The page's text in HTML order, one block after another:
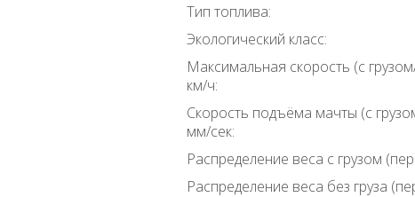
Тип топлива:
Экологический класс:
Максимальная скорость (с
км/ч:
Скорость подъёма мачты (с
мм/сек:
Распределение веса с грузом
Распределение веса без груза